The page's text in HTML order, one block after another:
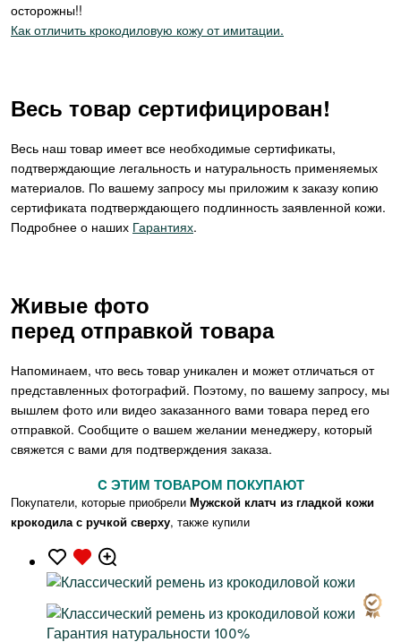
осторожны!!
Как отличить крокодиловую кожу от имитации.
Весь товар сертифицирован!
Весь наш товар имеет все необходимые сертификаты,
подтверждающие легальность и натуральность применяемых
материалов. По вашему запросу мы приложим к заказу копию
сертификата подтверждающего подлинность заявленной кожи.
Подробнее о наших Гарантиях.
Живые фото
перед отправкой товара
Напоминаем, что весь товар уникален и может отличаться от
представленных фотографий. Поэтому, по вашему запросу, мы
вышлем фото или видео заказанного вами товара перед его
отправкой. Сообщите о вашем желании менеджеру, который
свяжется с вами для подтверждения заказа.
C ЭТИМ ТОВАРОМ ПОКУПАЮТ
Покупатели, которые приобрели Мужской клатч из гладкой кожи
крокодила с ручкой сверху, также купили
Гарантия натуральности 100%